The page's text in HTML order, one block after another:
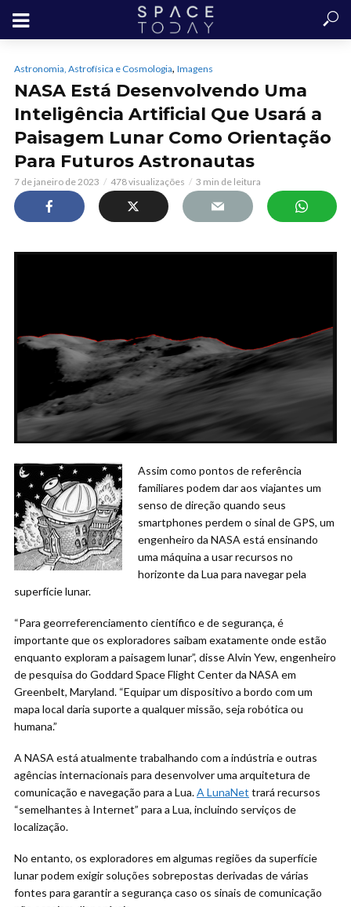
Astronomia, Astrofísica e Cosmologia, Imagens
NASA Está Desenvolvendo Uma
Inteligência Artificial Que Usará a
Paisagem Lunar Como Orientação
Para Futuros Astronautas
7 de janeiro de 2023 478 visualizações 3 min de leitura
Assim como pontos de referência
familiares podem dar aos viajantes um
senso de direção quando seus
smartphones perdem o sinal de GPS, um
engenheiro da NASA está ensinando
uma máquina a usar recursos no
horizonte da Lua para navegar pela
superfície lunar.
“Para georreferenciamento científico e de segurança, é
importante que os exploradores saibam exatamente onde estão
enquanto exploram a paisagem lunar”, disse Alvin Yew, engenheiro
de pesquisa do Goddard Space Flight Center da NASA em
Greenbelt, Maryland. “Equipar um dispositivo a bordo com um
mapa local daria suporte a qualquer missão, seja robótica ou
humana.”
A NASA está atualmente trabalhando com a indústria e outras
agências internacionais para desenvolver uma arquitetura de
comunicação e navegação para a Lua.A LunaNet trará recursos
“semelhantes à Internet” para a Lua, incluindo serviços de
localização.
No entanto, os exploradores em algumas regiões da superfície
lunar podem exigir soluções sobrepostas derivadas de várias
fontes para garantir a segurança caso os sinais de comunicação